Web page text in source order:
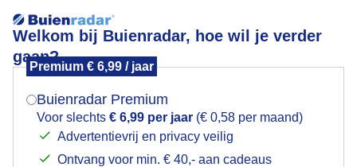
Welkom bij Buienradar, hoe wil je verder
gaan?
Premium € 6,99 / jaar
Buienradar Premium
Voor slechts € 6,99 per jaar (€ 0,58 per maand)
Advertentievrij en privacy veilig
Ontvang voor min. € 40,- aan cadeaus
Ophoping van stuifmeel (constant in beweging door
de golven) aan rand van een ven (mede door straffe
Mogen we je locatie gebruiken voor het
Indien je hier nog geen akkoord op hebt gegeven,